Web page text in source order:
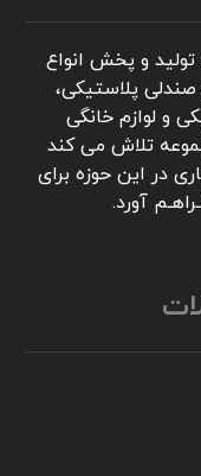
تولید و پخش انواع
پلاستیکی،
و لوازم خانگی
تلاش می کند
در این حوزه برای
آورد.